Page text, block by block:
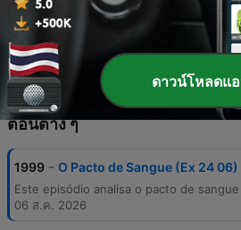
01:02:28 · O orador
Santa Ceia como uma
do pacto estabelecido por
ตอนต่าง ๆ
1999 - O Pacto de Sangue (Ex 24 06)
06 ส.ค. 2026
ดาวน์โหลดแ